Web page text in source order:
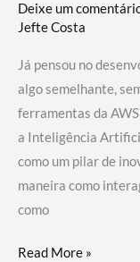
Deixe um
Jefte Costa
Já pensou no
algo semelhante,
ferramentas da
a Inteligência
como um pilar de
maneira como
como
Desenvolvimento
Read More »